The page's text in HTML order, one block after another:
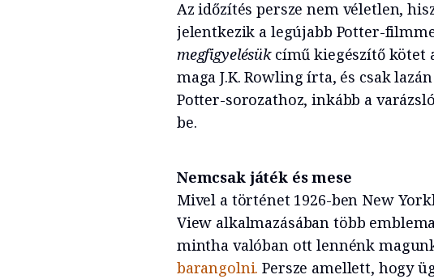
Az időzítés persze nem véletlen,
jelentkezik a legújabb Potter-
megfigyelésükcímű kiegészítő kötet
maga J.K. Rowling írta, és csak
Potter-sorozathoz, inkább a
be.
Nemcsak játék és mese
Mivel a történet 1926-ben New
View alkalmazásában több
mintha valóban ott lennénk
barangolni. Persze amellett, hogy